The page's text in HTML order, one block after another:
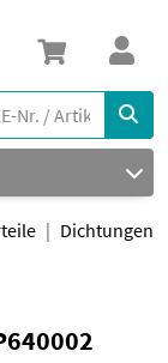
Dichtungen